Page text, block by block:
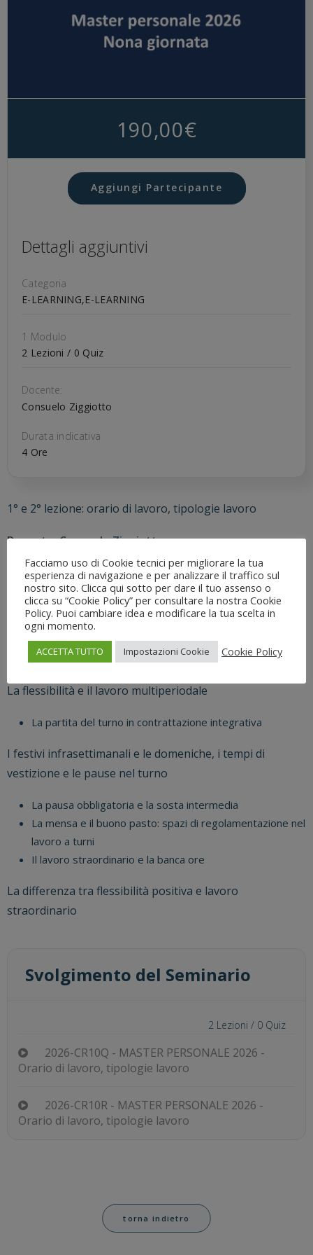
190,00€
Aggiungi Partecipante
Dettagli aggiuntivi
Categoria
E-LEARNING,E-LEARNING
1 Modulo
2 Lezioni / 0 Quiz
Docente:
Consuelo Ziggiotto
Durata indicativa
4 Ore
1° e 2° lezione: orario di lavoro, tipologie lavoro
Docente: Consuelo Ziggiotto
Prerogative datoriale e sindacali in materia di orario di
lavoro
La griglia delle materie oggetto di confronto e di
contrattazione integrativa
Le materia di prerogativa datoriale
La flessibilità e il lavoro multiperiodale
La partita del turno in contrattazione integrativa
I festivi infrasettimanali e le domeniche, i tempi di
vestizione e le pause nel turno
La pausa obbligatoria e la sosta intermedia
La mensa e il buono pasto: spazi di regolamentazione nel
lavoro a turni
Il lavoro straordinario e la banca ore
La differenza tra flessibilità positiva e lavoro
straordinario
Svolgimento del Seminario
2 Lezioni / 0 Quiz
2026-CR10Q - MASTER PERSONALE 2026 -
Orario di lavoro, tipologie lavoro
2026-CR10R - MASTER PERSONALE 2026 -
Orario di lavoro, tipologie lavoro
torna indietro
Facciamo uso di Cookie tecnici per migliorare la tua
esperienza di navigazione e per analizzare il traffico sul
nostro sito. Clicca qui sotto per dare il tuo assenso o
clicca su “Cookie Policy” per consultare la nostra Cookie
Policy. Puoi cambiare idea e modificare la tua scelta in
ogni momento.
ACCETTA TUTTO Impostazioni Cookie Cookie Policy